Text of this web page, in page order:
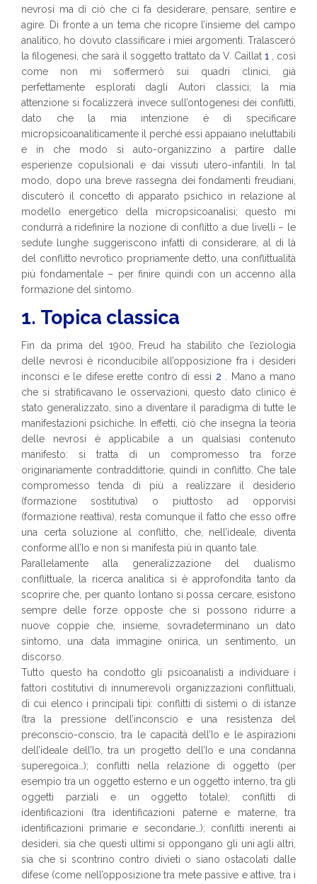
nevrosi ma di ciò che ci fa desiderare, pensare, sentire e
agire. Di fronte a un tema che ricopre l’insieme del campo
analitico, ho dovuto classificare i miei argomenti. Tralascerò
la filogenesi, che sarà il soggetto trattato da V. Caillat 1
, così
come non mi soffermerò sui quadri clinici, già
perfettamente esplorati dagli Autori classici; la mia
attenzione si focalizzerà invece sull’ontogenesi dei conflitti,
dato che la mia intenzione è di specificare
micropsicoanaliticamente il perché essi appaiano ineluttabili
e in che modo si auto-organizzino a partire dalle
esperienze copulsionali e dai vissuti utero-infantili. In tal
modo, dopo una breve rassegna dei fondamenti freudiani,
discuterò il concetto di apparato psichico in relazione al
modello energetico della micropsicoanalisi; questo mi
condurrà a ridefinire la nozione di conflitto a due livelli – le
sedute lunghe suggeriscono infatti di considerare, al di là
del conflitto nevrotico propriamente detto, una conflittualità
più fondamentale – per finire quindi con un accenno alla
formazione del sintomo.
1. Topica classica
Fin da prima del 1900, Freud ha stabilito che l’eziologia
delle nevrosi è riconducibile all’opposizione fra i desideri
inconsci e le difese erette contro di essi 2 . Mano a mano
che si stratificavano le osservazioni, questo dato clinico è
stato generalizzato, sino a diventare il paradigma di tutte le
manifestazioni psichiche. In effetti, ciò che insegna la teoria
delle nevrosi è applicabile a un qualsiasi contenuto
manifesto: si tratta di un compromesso tra forze
originariamente contraddittorie, quindi in conflitto. Che tale
compromesso tenda di più a realizzare il desiderio
(formazione sostitutiva) o piuttosto ad opporvisi
(formazione reattiva), resta comunque il fatto che esso offre
una certa soluzione al conflitto, che, nell’ideale, diventa
conforme all’Io e non si manifesta più in quanto tale.
Parallelamente alla generalizzazione del dualismo
conflittuale, la ricerca analitica si è approfondita tanto da
scoprire che, per quanto lontano si possa cercare, esistono
sempre delle forze opposte che si possono ridurre a
nuove coppie che, insieme, sovradeterminano un dato
sintomo, una data immagine onirica, un sentimento, un
discorso.
Tutto questo ha condotto gli psicoanalisti a individuare i
fattori costitutivi di innumerevoli organizzazioni conflittuali,
di cui elenco i principali tipi: conflitti di sistemi o di istanze
(tra la pressione dell’inconscio e una resistenza del
preconscio-conscio, tra le capacità dell’Io e le aspirazioni
dell’ideale dell’Io, tra un progetto dell’Io e una condanna
superegoica…); conflitti nella relazione di oggetto (per
esempio tra un oggetto esterno e un oggetto interno, tra gli
oggetti parziali e un oggetto totale); conflitti di
identificazioni (tra identificazioni paterne e materne, tra
identificazioni primarie e secondarie…); conflitti inerenti ai
desideri, sia che questi ultimi si oppongano gli uni agli altri,
sia che si scontrino contro divieti o siano ostacolati dalle
difese (come nell’opposizione tra mete passive e attive, tra i